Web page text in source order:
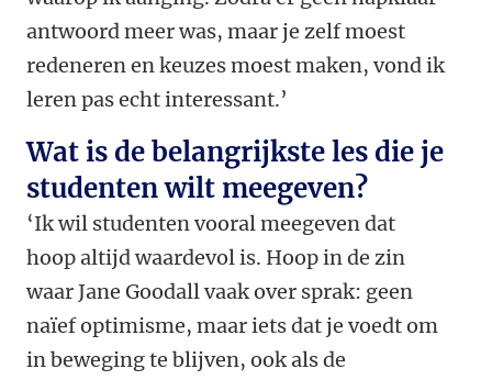
antwoord meer was, maar je zelf moest
redeneren en keuzes moest maken, vond ik
leren pas echt interessant.’
Wat is de belangrijkste les die je
studenten wilt meegeven?
‘Ik wil studenten vooral meegeven dat
hoop altijd waardevol is. Hoop in de zin
waar Jane Goodall vaak over sprak: geen
naïef optimisme, maar iets dat je voedt om
in beweging te blijven, ook als de